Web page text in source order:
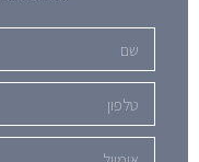
שם
טלפון